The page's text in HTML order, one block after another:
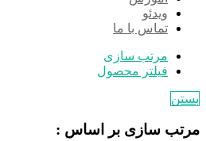
ویدئو
تماس با ما
مرتب سازی
فیلتر محصول
بستن
مرتب سازی بر اساس :